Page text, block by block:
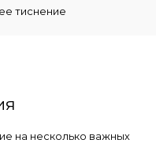
тиснение
на несколько важных